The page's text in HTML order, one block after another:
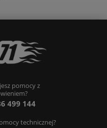
pomocy z
499 144
technicznej?